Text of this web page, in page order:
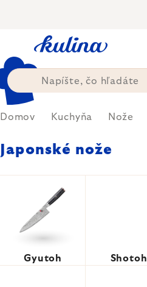
Domov Kuchyňa Nože
Japonské nože
Gyutoh Shotoh